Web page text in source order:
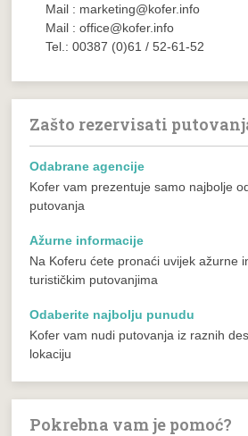
Mail : marketing@kofer.info
Mail : office@kofer.info
Tel.: 00387 (0)61 / 52-61-52
Zašto rezervisati
Odabrane agencije
Kofer vam prezentuje samo najbolje
putovanja
Ažurne informacije
Na Koferu ćete pronaći uvijek ažurne
turističkim putovanjima
Odaberite najbolju punudu
Kofer vam nudi putovanja iz raznih
lokaciju
Pokrebna vam je pomoć?